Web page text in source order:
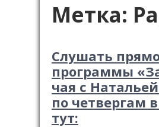
Метка:
Слушать
программы
чая с
по четвергам
тут: